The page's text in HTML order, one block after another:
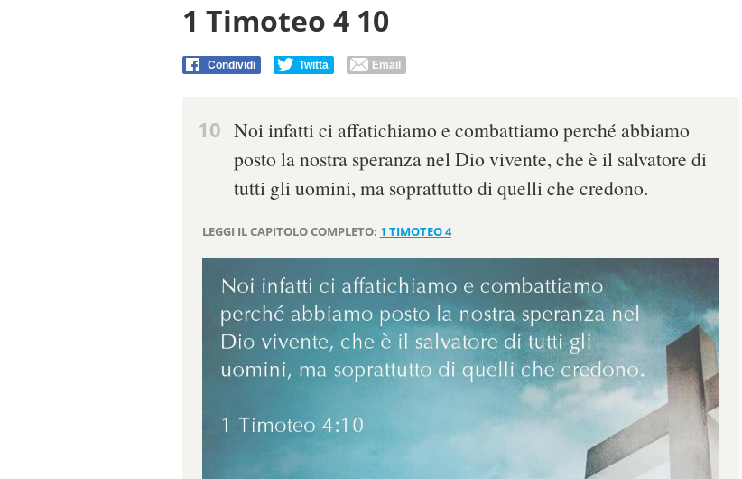
1 Timoteo 4 10
Condividi Twitta Email
10 Noi infatti ci affatichiamo e combattiamo perché abbiamo
posto la nostra speranza nel Dio vivente, che è il salvatore di
tutti gli uomini, ma soprattutto di quelli che credono.
LEGGI IL CAPITOLO COMPLETO: 1 TIMOTEO 4